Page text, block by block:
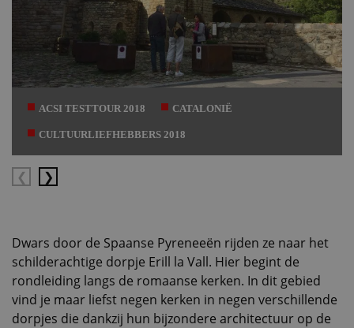
ACSI TESTTOUR 2018 CATALONIË
CULTUURLIEFHEBBERS 2018
Dwars door de Spaanse Pyreneeën rijden ze naar het
schilderachtige dorpje Erill la Vall. Hier begint de
rondleiding langs de romaanse kerken. In dit gebied
vind je maar liefst negen kerken in negen verschillende
dorpjes die dankzij hun bijzondere architectuur op de